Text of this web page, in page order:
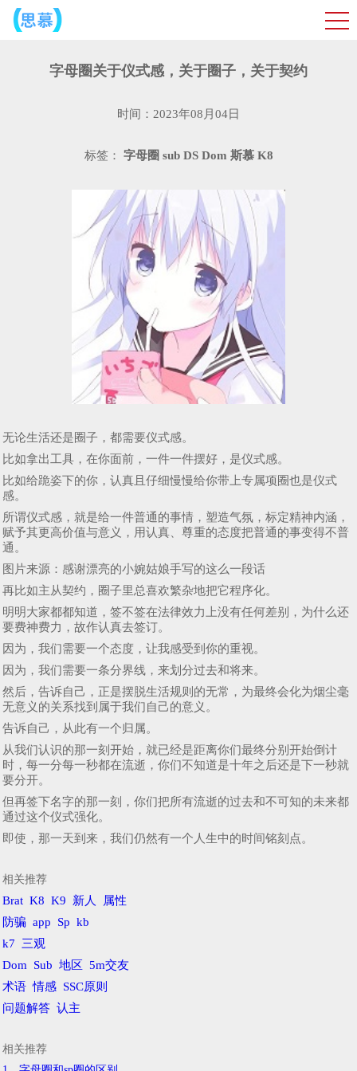
字母圈关于仪式感，关于圈子，关于契约
时间：2023年08月04日
标签： 字母圈 sub DS Dom 斯慕 K8
无论生活还是圈子，都需要仪式感。
比如拿出工具，在你面前，一件一件摆好，是仪式感。
比如给跪姿下的你，认真且仔细慢慢给你带上专属项圈也是仪式
感。
所谓仪式感，就是给一件普通的事情，塑造气氛，标定精神内涵，
赋予其更高价值与意义，用认真、尊重的态度把普通的事变得不普
通。
图片来源：感谢漂亮的小婉姑娘手写的这么一段话
再比如主从契约，圈子里总喜欢繁杂地把它程序化。
明明大家都都知道，签不签在法律效力上没有任何差别，为什么还
要费神费力，故作认真去签订。
因为，我们需要一个态度，让我感受到你的重视。
因为，我们需要一条分界线，来划分过去和将来。
然后，告诉自己，正是摆脱生活规则的无常，为最终会化为烟尘毫
无意义的关系找到属于我们自己的意义。
告诉自己，从此有一个归属。
从我们认识的那一刻开始，就已经是距离你们最终分别开始倒计
时，每一分每一秒都在流逝，你们不知道是十年之后还是下一秒就
要分开。
但再签下名字的那一刻，你们把所有流逝的过去和不可知的未来都
通过这个仪式强化。
即使，那一天到来，我们仍然有一个人生中的时间铭刻点。
相关推荐
Brat K8 K9 新人
属性
防骗 app Sp kb
k7
三观
Dom
Sub 地区
5m交友
术语 情感 SSC原则
问题解答 认主
相关推荐